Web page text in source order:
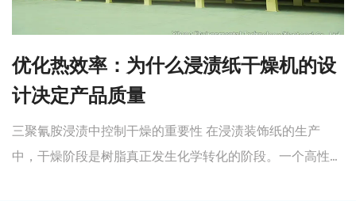
优化热效率：为什么浸渍纸干燥机的设
计决定产品质量
三聚氰胺浸渍中控制干燥的重要性 在浸渍装饰纸的生产
中，干燥阶段是树脂真正发生化学转化的阶段。一个高性能